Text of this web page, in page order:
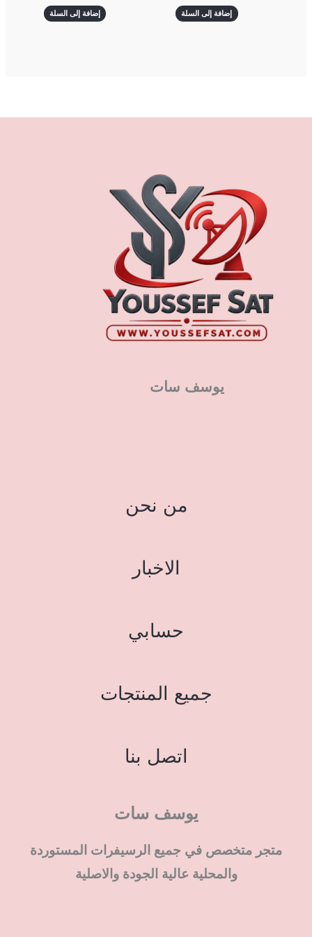
إضافة إلى السلة إضافة إلى السلة
يوسف سات
من نحن
الاخبار
حسابي
جميع المنتجات
اتصل بنا
يوسف سات
متجر متخصص في جميع الرسيفرات المستوردة
والمحلية عالية الجودة والاصلية